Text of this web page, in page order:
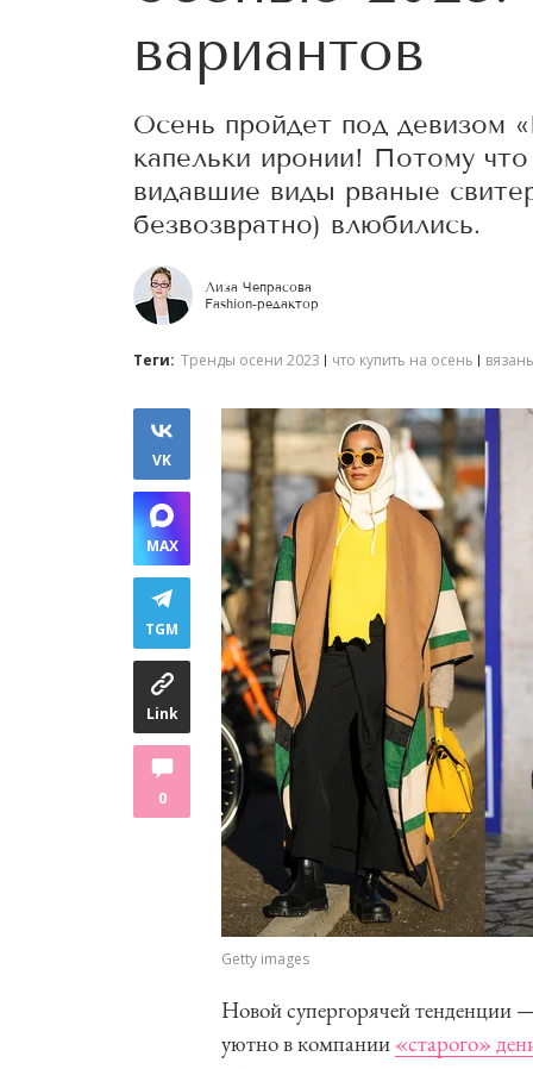
вариантов
Осень пройдет под девизом
капельки иронии! Потому
видавшие виды рваные
безвозвратно) влюбились.
Лиза Чепрасова
Fashion-редактор
Теги: Тренды осени 2023 что купить на осень
VK
MAX
TGM
Link
0
Getty images
Новой супергорячей
уютно в компании «старого»